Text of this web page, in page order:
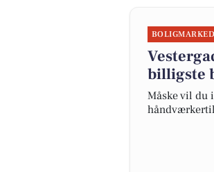
BOLIGMARKED
billigste
Måske vil du